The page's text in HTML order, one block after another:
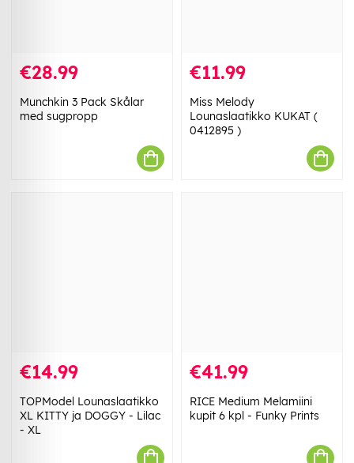
€28.99
Munchkin 3 Pack Skålar
med sugpropp
€11.99
Miss Melody
Lounaslaatikko KUKAT (
0412895 )
€14.99
TOPModel Lounaslaatikko
XL KITTY ja DOGGY - Lilac
- XL
€41.99
RICE Medium Melamiini
kupit 6 kpl - Funky Prints